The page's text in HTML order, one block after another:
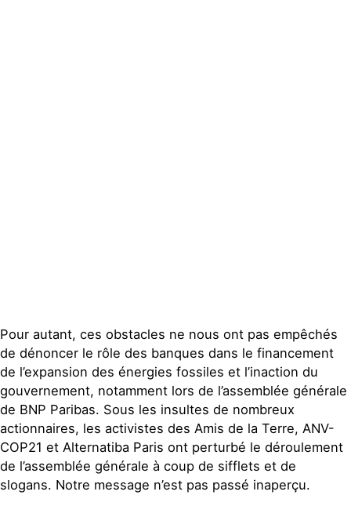
Pour autant, ces obstacles ne nous ont pas empêchés
de dénoncer le rôle des banques dans le financement
de l’expansion des énergies fossiles et l’inaction du
gouvernement, notamment lors de l’assemblée générale
de BNP Paribas. Sous les insultes de nombreux
actionnaires, les activistes des Amis de la Terre, ANV-
COP21 et Alternatiba Paris ont perturbé le déroulement
de l’assemblée générale à coup de sifflets et de
slogans. Notre message n’est pas passé inaperçu.